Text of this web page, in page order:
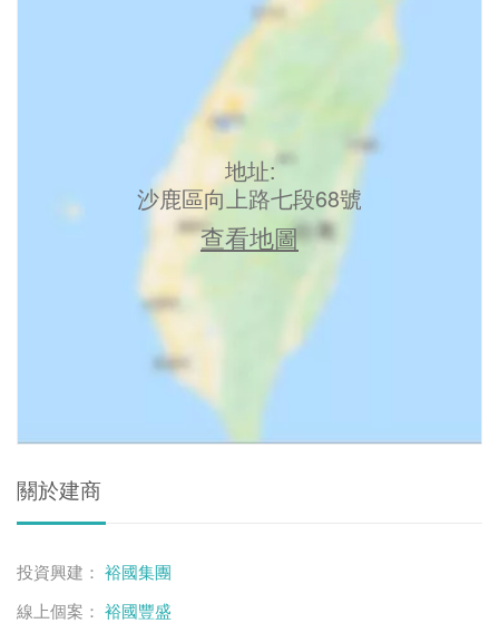
地址:
沙鹿區向上路七段68號
查看地圖
關於建商
投資興建： 裕國集團
線上個案： 裕國豐盛